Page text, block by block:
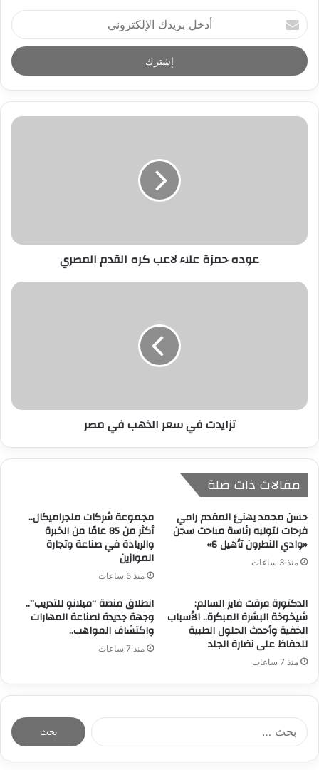
أ
د
خ
ل
ر
د
ر
ي
عوده حمزة علاء لاعب كره القدم المصري
تزايدت في سعر الذهب في مصر
مقالات ذات صلة
حسن محمد يهنئ المقدم رامي
فرحات لتوليه رئاسة مباحث سجن
«وادي النطرون تأهيل 6»
منذ 3 ساعات
مجموعة شركات ملجراميكال..
أكثر من 85 عامًا من الخبرة
والريادة في صناعة وتجارة
الموازين
منذ 5 ساعات
الدكتورة مرفت فايز السالم:
شيخوخة البشرة المبكرة.. الأسباب
الخفية وأحدث الحلول الطبية
للحفاظ على نضارة الجلد
منذ 7 ساعات
انطلاق منصة “ميلانو للتدريب”..
وجهة جديدة لصناعة المهارات
واكتشاف المواهب..
منذ 7 ساعات